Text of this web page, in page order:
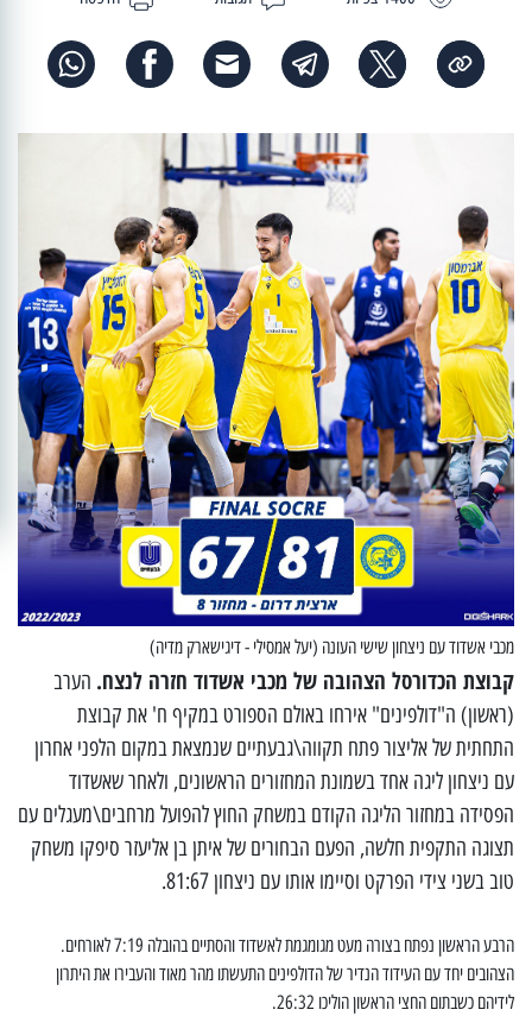
מכבי אשדוד עם ניצחון שישי העונה (יעל אמסילי - דיגישארק מדיה)
קבוצת הכדורסל הצהובה של מכבי אשדוד חזרה לנצח. הערב
(ראשון) ה"דולפינים" אירחו באולם הספורט במקיף ח' את קבוצת
התחתית של אליצור פתח תקווה\גבעתיים שנמצאת במקום הלפני אחרון
עם ניצחון ליגה אחד בשמונת המחזורים הראשונים, ולאחר שאשדוד
הפסידה במחזור הליגה הקודם במשחק החוץ להפועל מרחבים\מעגלים עם
תצוגה התקפית חלשה, הפעם הבחורים של איתן בן אליעזר סיפקו משחק
טוב בשני צידי הפרקט וסיימו אותו עם ניצחון 81:67.
הרבע הראשון נפתח בצורה מעט מגומגמת לאשדוד והסתיים בהובלה 7:19 לאורחים.
הצהובים יחד עם העידוד הנדיר של הדולפינים התעשתו מהר מאוד והעבירו את היתרון
לידיהם כשבתום החצי הראשון הוליכו 26:32.